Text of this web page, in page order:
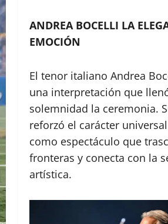
ANDREA BOCELLI LA
EMOCIÓN
El tenor italiano Andrea
una interpretación que
solemnidad la ceremonia.
reforzó el carácter
como espectáculo que
fronteras y conecta con la
artística.